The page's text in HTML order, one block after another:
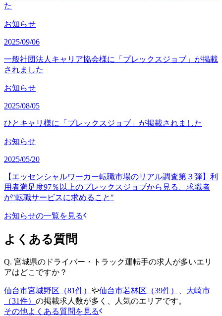
た
お知らせ
2025/09/06
一般社団法人キャリア協会様に「プレックスジョブ」が掲載
されました
お知らせ
2025/08/05
ひとキャリ様に「プレックスジョブ」が掲載されました
お知らせ
2025/05/20
【エッセンシャルワーカー転職市場のリアル調査第３弾】利
用者満足度97％以上のプレックスジョブから見る、求職者
が"転職サービスに求めること"
お知らせの一覧を見る
よくある質問
Q. 宮城県のドライバー・トラック運転手の求人が多いエリ
アはどこですか？
仙台市宮城野区（81件） や仙台市若林区（39件）
大崎市
（31件） の掲載求人数が多く、人気のエリアです。
その他よくある質問を見る